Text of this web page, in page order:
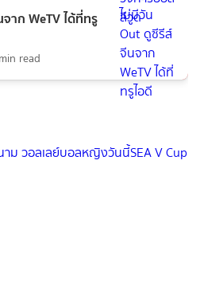
าก WeTV ได้ที่ทรู
min read